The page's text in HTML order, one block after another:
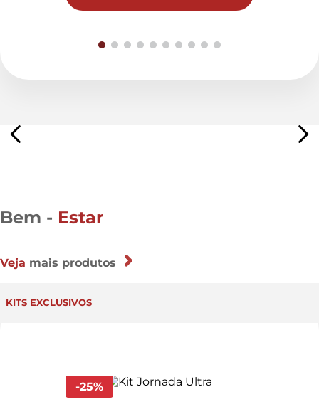
Bem - Estar
Veja mais produtos
KITS EXCLUSIVOS
-25%